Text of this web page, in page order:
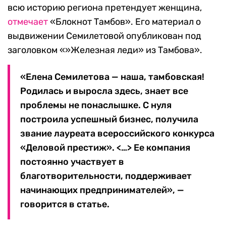
всю историю региона претендует женщина,
отмечает«Блокнот Тамбов». Его материал о
выдвижении Семилетовой опубликован под
заголовком «»Железная леди» из Тамбова».
«Елена Семилетова — наша, тамбовская!
Родилась и выросла здесь, знает все
проблемы не понаслышке. С нуля
построила успешный бизнес, получила
звание лауреата всероссийского конкурса
«Деловой престиж». <…> Ее компания
постоянно участвует в
благотворительности, поддерживает
начинающих предпринимателей», —
говорится в статье.